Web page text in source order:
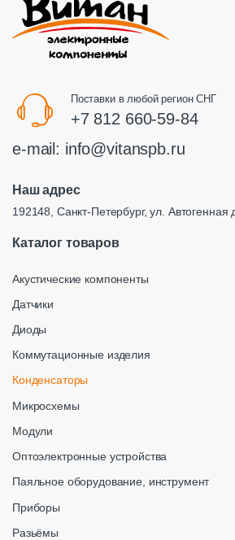
Поставки в любой регион СНГ
+7 812 660-59-84
e-mail: info@vitanspb.ru
Наш адрес
192148, Санкт-Петербург, ул.
Каталог товаров
Акустические компоненты
Датчики
Диоды
Коммутационные изделия
Конденсаторы
Микросхемы
Модули
Оптоэлектронные устройства
Паяльное оборудование, инструмент
Приборы
Разьёмы